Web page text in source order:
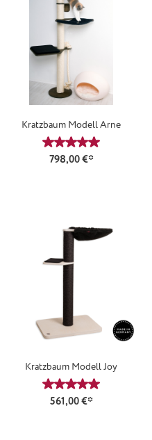
von 5 von 5 Sternen
Kratzbaum Modell Arne
Durchschnittliche
798,00 €*
von 5 von 5 Sternen
Kratzbaum Modell Joy
Durchschnittliche
561,00 €*